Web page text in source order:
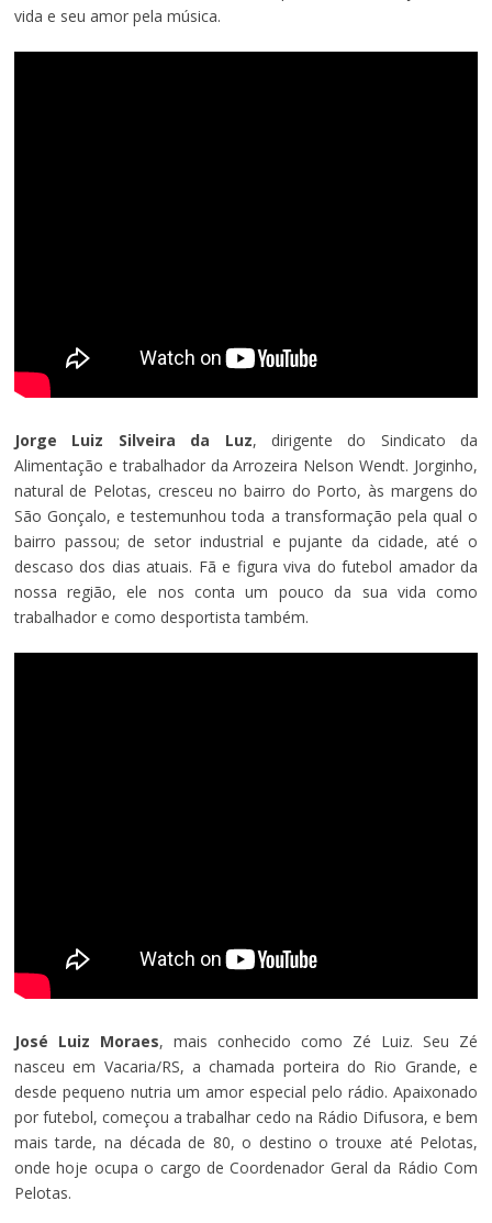
vida e seu amor pela música.
Jorge Luiz Silveira da Luz, dirigente do Sindicato da
Alimentação e trabalhador da Arrozeira Nelson Wendt. Jorginho,
natural de Pelotas, cresceu no bairro do Porto, às margens do
São Gonçalo, e testemunhou toda a transformação pela qual o
bairro passou; de setor industrial e pujante da cidade, até o
descaso dos dias atuais. Fã e figura viva do futebol amador da
nossa região, ele nos conta um pouco da sua vida como
trabalhador e como desportista também.
José Luiz Moraes, mais conhecido como Zé Luiz. Seu Zé
nasceu em Vacaria/RS, a chamada porteira do Rio Grande, e
desde pequeno nutria um amor especial pelo rádio. Apaixonado
por futebol, começou a trabalhar cedo na Rádio Difusora, e bem
mais tarde, na década de 80, o destino o trouxe até Pelotas,
onde hoje ocupa o cargo de Coordenador Geral da Rádio Com
Pelotas.